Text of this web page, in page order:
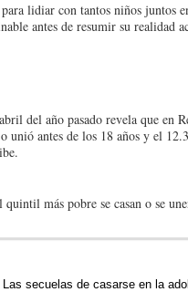
lidiar con tantos niños juntos
antes de resumir su realidad
del año pasado revela que en
unió antes de los 18 años y el
más pobre se casan o se
Las secuelas de casarse en la